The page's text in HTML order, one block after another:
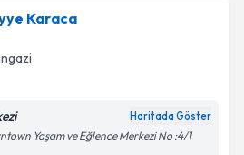
için randevu takvimi talebi
randevu almanız için bir
e-posta ile bilgilendireceğiz.
Karaca
Haritada Göster
Yaşam ve Eğlence Merkezi No :4/1